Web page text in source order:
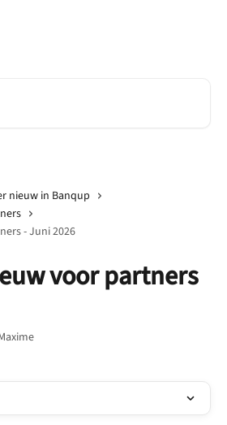
nieuw in Banqup
- Juni 2026
voor partners